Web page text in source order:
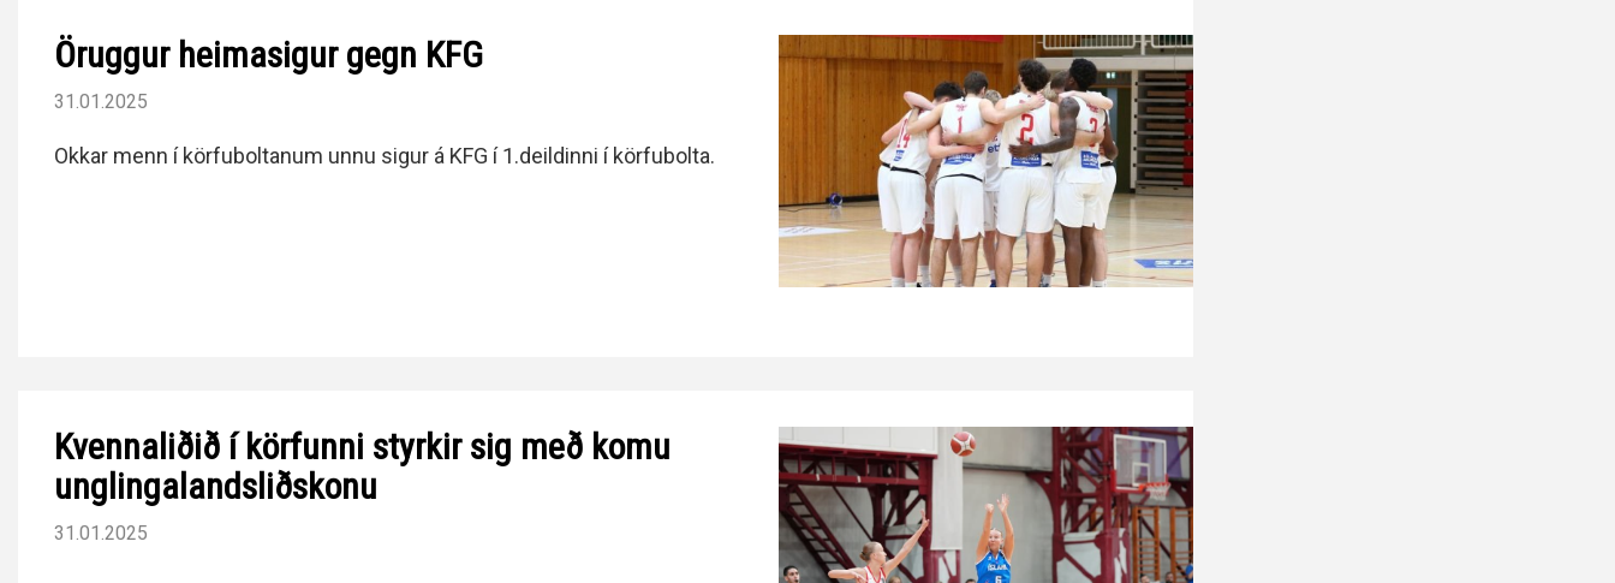
Öruggur heimasigur gegn KFG
31.01.2025
Okkar menn í körfuboltanum unnu sigur á KFG í 1.deildinni í körfubolta.
Kvennaliðið í körfunni styrkir sig með komu
unglingalandsliðskonu
31.01.2025